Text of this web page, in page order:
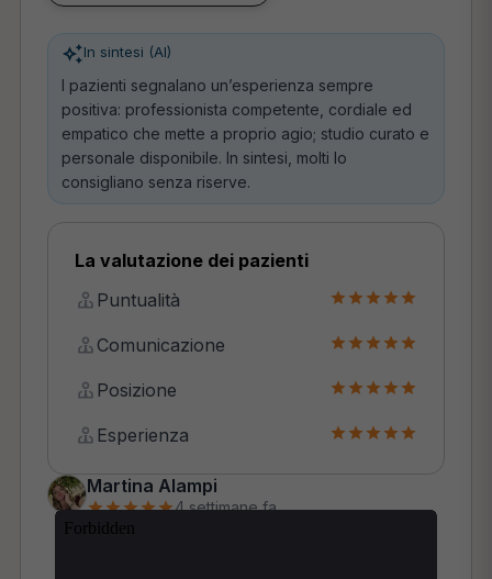
In sintesi (AI)
I pazienti segnalano un’esperienza sempre
positiva: professionista competente, cordiale ed
empatico che mette a proprio agio; studio curato e
personale disponibile. In sintesi, molti lo
consigliano senza riserve.
La valutazione dei pazienti
Puntualità
Comunicazione
Posizione
Esperienza
Martina Alampi
4 settimane fa
"Super consigliato! Mi sono trovata benissimo